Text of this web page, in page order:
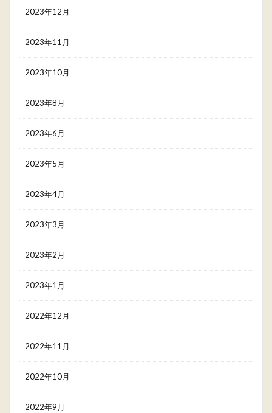
2023年12月
2023年11月
2023年10月
2023年8月
2023年6月
2023年5月
2023年4月
2023年3月
2023年2月
2023年1月
2022年12月
2022年11月
2022年10月
2022年9月